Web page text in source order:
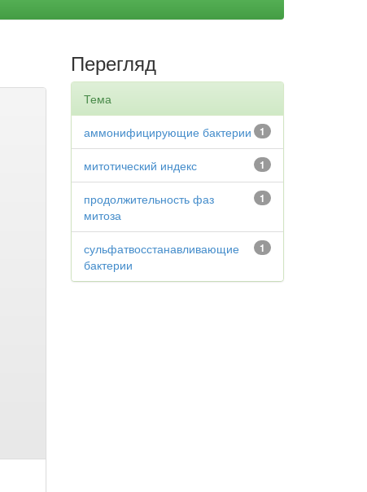
Перегляд
Тема
1
аммонифицирующие бактерии
1
митотический индекс
1
продолжительность фаз
митоза
1
сульфатвосстанавливающие
бактерии